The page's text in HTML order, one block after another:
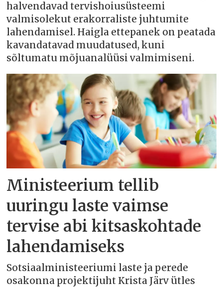
halvendavad tervishoiusüsteemi
valmisolekut erakorraliste juhtumite
lahendamisel. Haigla ettepanek on peatada
kavandatavad muudatused, kuni
sõltumatu mõjuanalüüsi valmimiseni.
Ministeerium tellib
uuringu laste vaimse
tervise abi kitsaskohtade
lahendamiseks
Sotsiaalministeeriumi laste ja perede
osakonna projektijuht Krista Järv ütles